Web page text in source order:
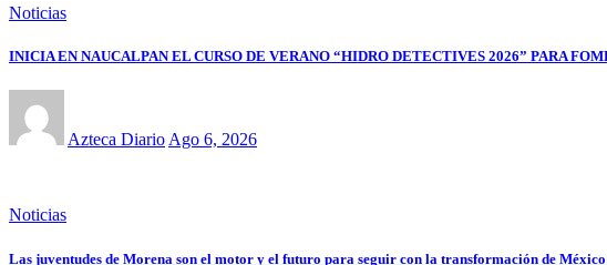
Noticias
INICIA EN NAUCALPAN EL CURSO DE VERANO “HIDRO DETECTIVES 2026” PARA
Azteca Diario Ago 6, 2026
Noticias
Las juventudes de Morena son el motor y el futuro para seguir con la transformación de